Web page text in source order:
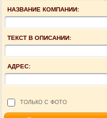
НАЗВАНИЕ КОМПАНИИ:
ТЕКСТ В ОПИСАНИИ:
АДРЕС:
ТОЛЬКО С ФОТО